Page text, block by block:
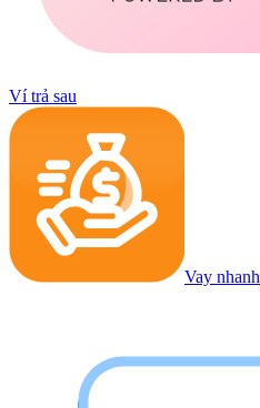
Ví trả sau
Vay nhanh